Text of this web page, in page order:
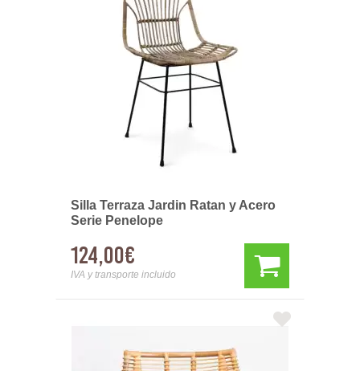
Silla Terraza Jardin Ratan y Acero
Serie Penelope
124,00€
IVA y transporte incluido